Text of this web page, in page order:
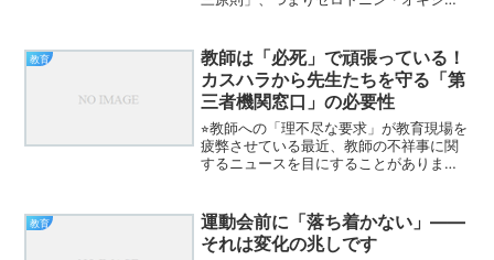
ムアップの手立てがこれほどまでに有効
なのかがとても腑に落ちて...
教育
教師は「必死」で頑張っている！
カスハラから先生たちを守る「第
三者機関窓口」の必要性
⭐︎教師への「理不尽な要求」が教育現場を
疲弊させている最近、教師の不祥事に関
するニュースを目にすることがあります
備、生徒指導、部活動、そして家庭との
両立に文字通...
教育
運動会前に「落ち着かない」——
それは変化の兆しです